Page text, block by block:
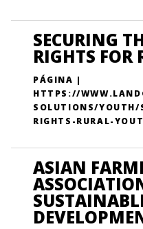
SECURING
RIGHTS FOR
PÁGINA |
HTTPS://
SOLUTIONS/YOUTH/
RIGHTS-RURAL-
ASIAN